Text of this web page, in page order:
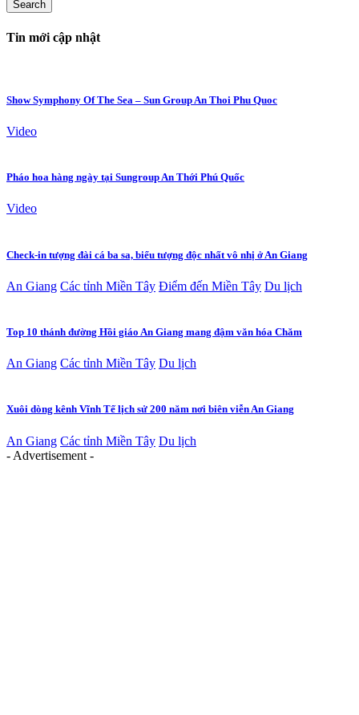
Tin mới cập nhật
Show Symphony Of The Sea – Sun Group An Thoi Phu Quoc
Video
Pháo hoa hàng ngày tại Sungroup An Thới Phú Quốc
Video
Check-in tượng đài cá ba sa, biểu tượng độc nhất vô nhị ở An Giang
An Giang Các tỉnh Miền Tây Điểm đến Miền Tây Du lịch
Top 10 thánh đường Hồi giáo An Giang mang đậm văn hóa Chăm
An Giang Các tỉnh Miền Tây Du lịch
Xuôi dòng kênh Vĩnh Tế lịch sử 200 năm nơi biên viễn An Giang
An Giang Các tỉnh Miền Tây Du lịch
- Advertisement -